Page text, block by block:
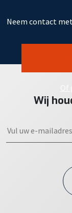
Neem contact
Wij